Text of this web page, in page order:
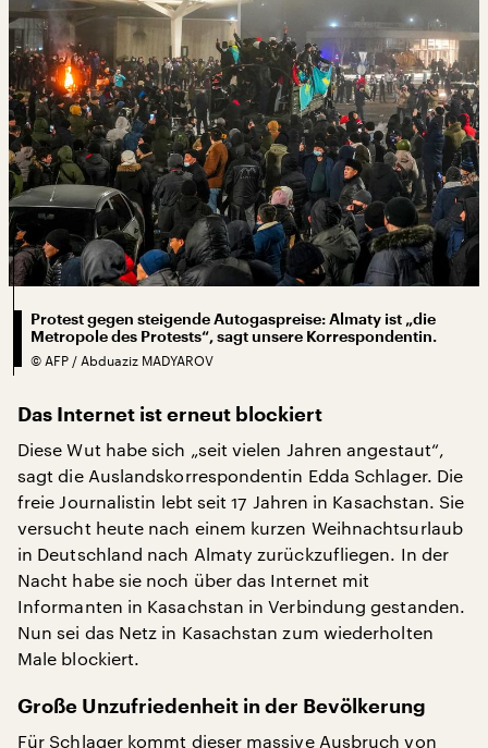
Protest gegen steigende Autogaspreise: Almaty ist „die
Metropole des Protests“, sagt unsere Korrespondentin.
© AFP / Abduaziz MADYAROV
Das Internet ist erneut blockiert
Diese Wut habe sich „seit vielen Jahren angestaut“,
sagt die Auslandskorrespondentin Edda Schlager. Die
freie Journalistin lebt seit 17 Jahren in Kasachstan. Sie
versucht heute nach einem kurzen Weihnachtsurlaub
in Deutschland nach Almaty zurückzufliegen. In der
Nacht habe sie noch über das Internet mit
Informanten in Kasachstan in Verbindung gestanden.
Nun sei das Netz in Kasachstan zum wiederholten
Male blockiert.
Große Unzufriedenheit in der Bevölkerung
Für Schlager kommt dieser massive Ausbruch von